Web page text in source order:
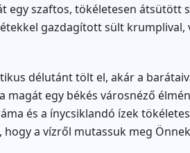
egy szaftos, tökéletesen átsütött
gazdagított sült krumplival,
délutánt tölt el, akár a
magát egy békés városnéző
és a ínycsiklandó ízek
hogy a vízről mutassuk meg